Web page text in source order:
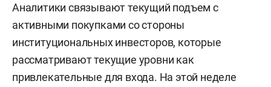
Аналитики связывают текущий подъем с
активными покупками со стороны
институциональных инвесторов, которые
рассматривают текущие уровни как
привлекательные для входа. На этой неделе